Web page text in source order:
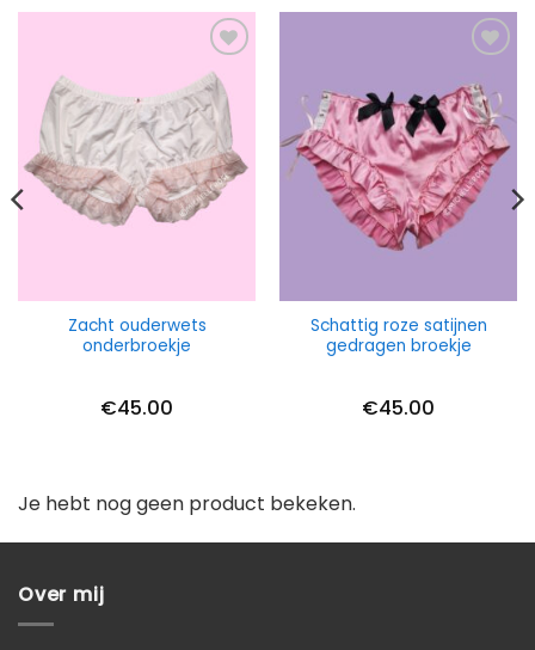
Zacht ouderwets
onderbroekje
€45.00
Schattig roze satijnen
gedragen broekje
€45.00
Je hebt nog geen product bekeken.
Over mij